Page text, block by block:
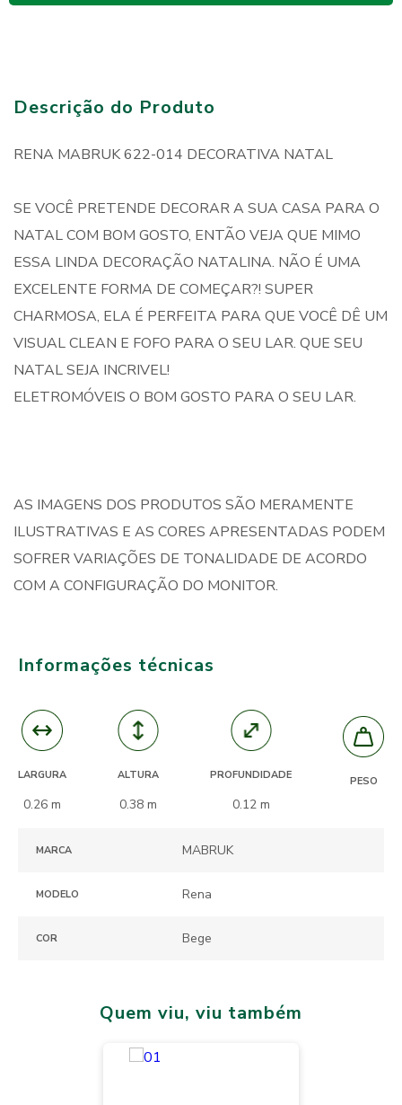
Descrição do Produto
RENA MABRUK 622-014 DECORATIVA NATAL
SE VOCÊ PRETENDE DECORAR A SUA CASA PARA O
NATAL COM BOM GOSTO, ENTÃO VEJA QUE MIMO
ESSA LINDA DECORAÇÃO NATALINA. NÃO É UMA
EXCELENTE FORMA DE COMEÇAR?! SUPER
CHARMOSA, ELA É PERFEITA PARA QUE VOCÊ DÊ UM
VISUAL CLEAN E FOFO PARA O SEU LAR. QUE SEU
NATAL SEJA INCRIVEL!
ELETROMÓVEIS O BOM GOSTO PARA O SEU LAR.
AS IMAGENS DOS PRODUTOS SÃO MERAMENTE
ILUSTRATIVAS E AS CORES APRESENTADAS PODEM
SOFRER VARIAÇÕES DE TONALIDADE DE ACORDO
COM A CONFIGURAÇÃO DO MONITOR.
Informações técnicas
LARGURA
0.26 m
ALTURA
0.38 m
PROFUNDIDADE
0.12 m
PESO
MARCA MABRUK
MODELO Rena
COR Bege
Quem viu, viu também